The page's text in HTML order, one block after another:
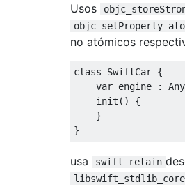
Usos
no atómicos
class SwiftCar {
var engine :
    init
()
{
}
}
usa swift_retain
libswift_stdlib_core